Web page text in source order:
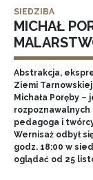
SIEDZIBA
MICHAŁ
Abstrakcja,
Ziemi
Michała Poręby
pedagoga i
Wernisaż odbył
godz. 18:00 w
oglądać od 25